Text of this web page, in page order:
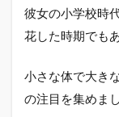
の魅
力的
かわ
彼女の小学校時
花した時期でも
小さな体で大き
の注目を集めまし